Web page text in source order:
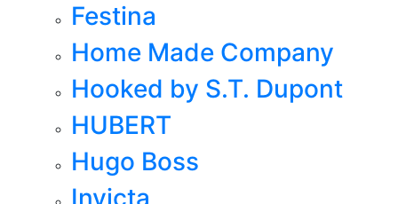
Festina
Home Made Company
Hooked by S.T. Dupont
HUBERT
Hugo Boss